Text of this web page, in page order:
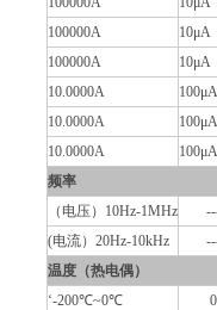
100000A
10μA
100000A
10μA
10.0000A
100μA
10.0000A
100μA
10.0000A
100μA
频率
（电压）10Hz-1MHz
(电流）20Hz-10kHz
温度（热电偶）
‘-200℃~0℃